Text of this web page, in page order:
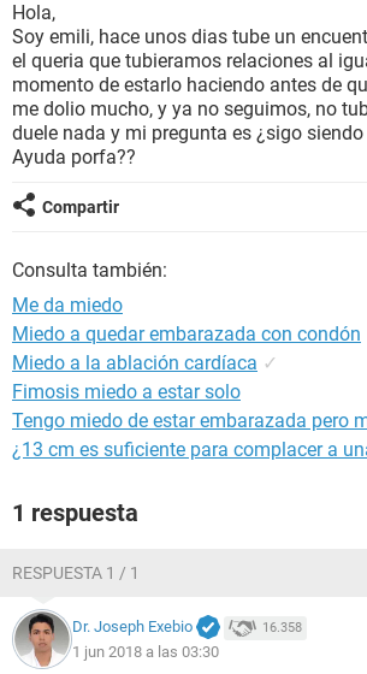
BIENESTAR
SEXUALIDAD
GLOSARIO
Hola,
Soy emili, hace unos dias tube un
el queria que tubieramos relaciones al
momento de estarlo haciendo antes de
me dolio mucho, y ya no seguimos, no
duele nada y mi pregunta es ¿sigo
Ayuda porfa??
Compartir
Consulta también:
Me da miedo
Miedo a quedar embarazada con condón
Miedo a la ablación cardíaca ✓
Fimosis miedo a estar solo
Tengo miedo de estar embarazada pero
¿13 cm es suficiente para complacer a
1 respuesta
RESPUESTA 1 / 1
Dr. Joseph Exebio 16.358
1 jun 2018 a las 03:30